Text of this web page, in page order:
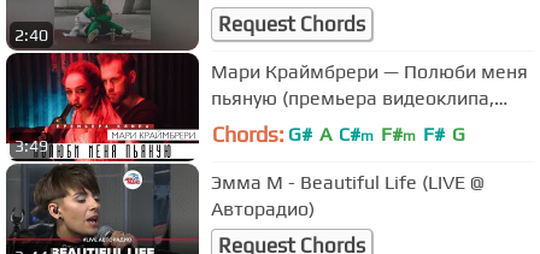
2:40 Request Chords
3:49
Мари Краймбрери — Полюби меня
пьяную (премьера видеоклипа,
2017)
Chords: G# A C#m F#m F# G
Эмма М - Beautiful Life (LIVE @
Авторадио)
Request Chords